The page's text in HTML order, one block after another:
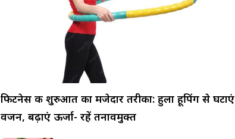
फिटनेस की शुरुआत का मजेदार तरीका: हुला हूपिंग से घटाएं
वजन, बढ़ाएं ऊर्जा- रहें तनावमुक्त